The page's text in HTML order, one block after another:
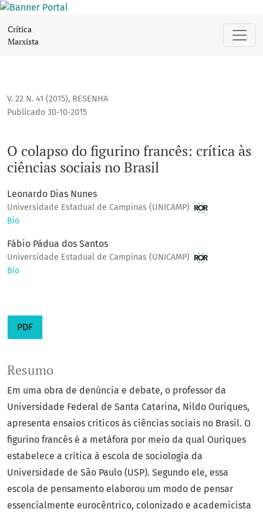
Crítica
Marxista
V. 22 N. 41 (2015), RESENHA
O colapso do figurino francês: crítica às
ciências sociais no Brasil
Publicado 30-10-2015
Leonardo Dias Nunes
Universidade Estadual de Campinas (UNICAMP)
Bio
Fábio Pádua dos Santos
Universidade Estadual de Campinas (UNICAMP)
Bio
PDF
Resumo
Em uma obra de denúncia e debate, o professor da
Universidade Federal de Santa Catarina, Nildo Ouriques,
apresenta ensaios críticos às ciências sociais no Brasil. O
figurino francês é a metáfora por meio da qual Ouriques
estabelece a crítica à escola de sociologia da
Universidade de São Paulo (USP). Segundo ele, essa
escola de pensamento elaborou um modo de pensar
essencialmente eurocêntrico, colonizado e academicista